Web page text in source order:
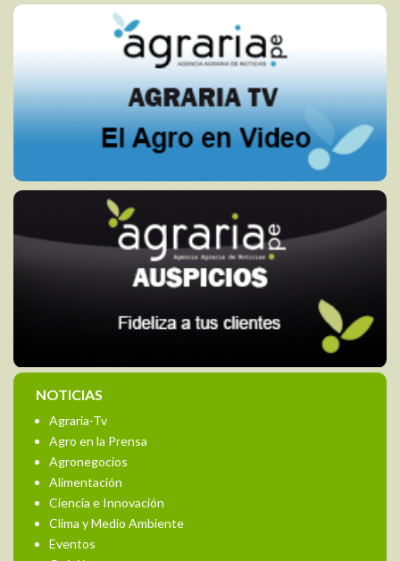
NOTICIAS
Agraria-Tv
Agro en la Prensa
Agronegocios
Alimentación
Ciencia e Innovación
Clima y Medio Ambiente
Eventos